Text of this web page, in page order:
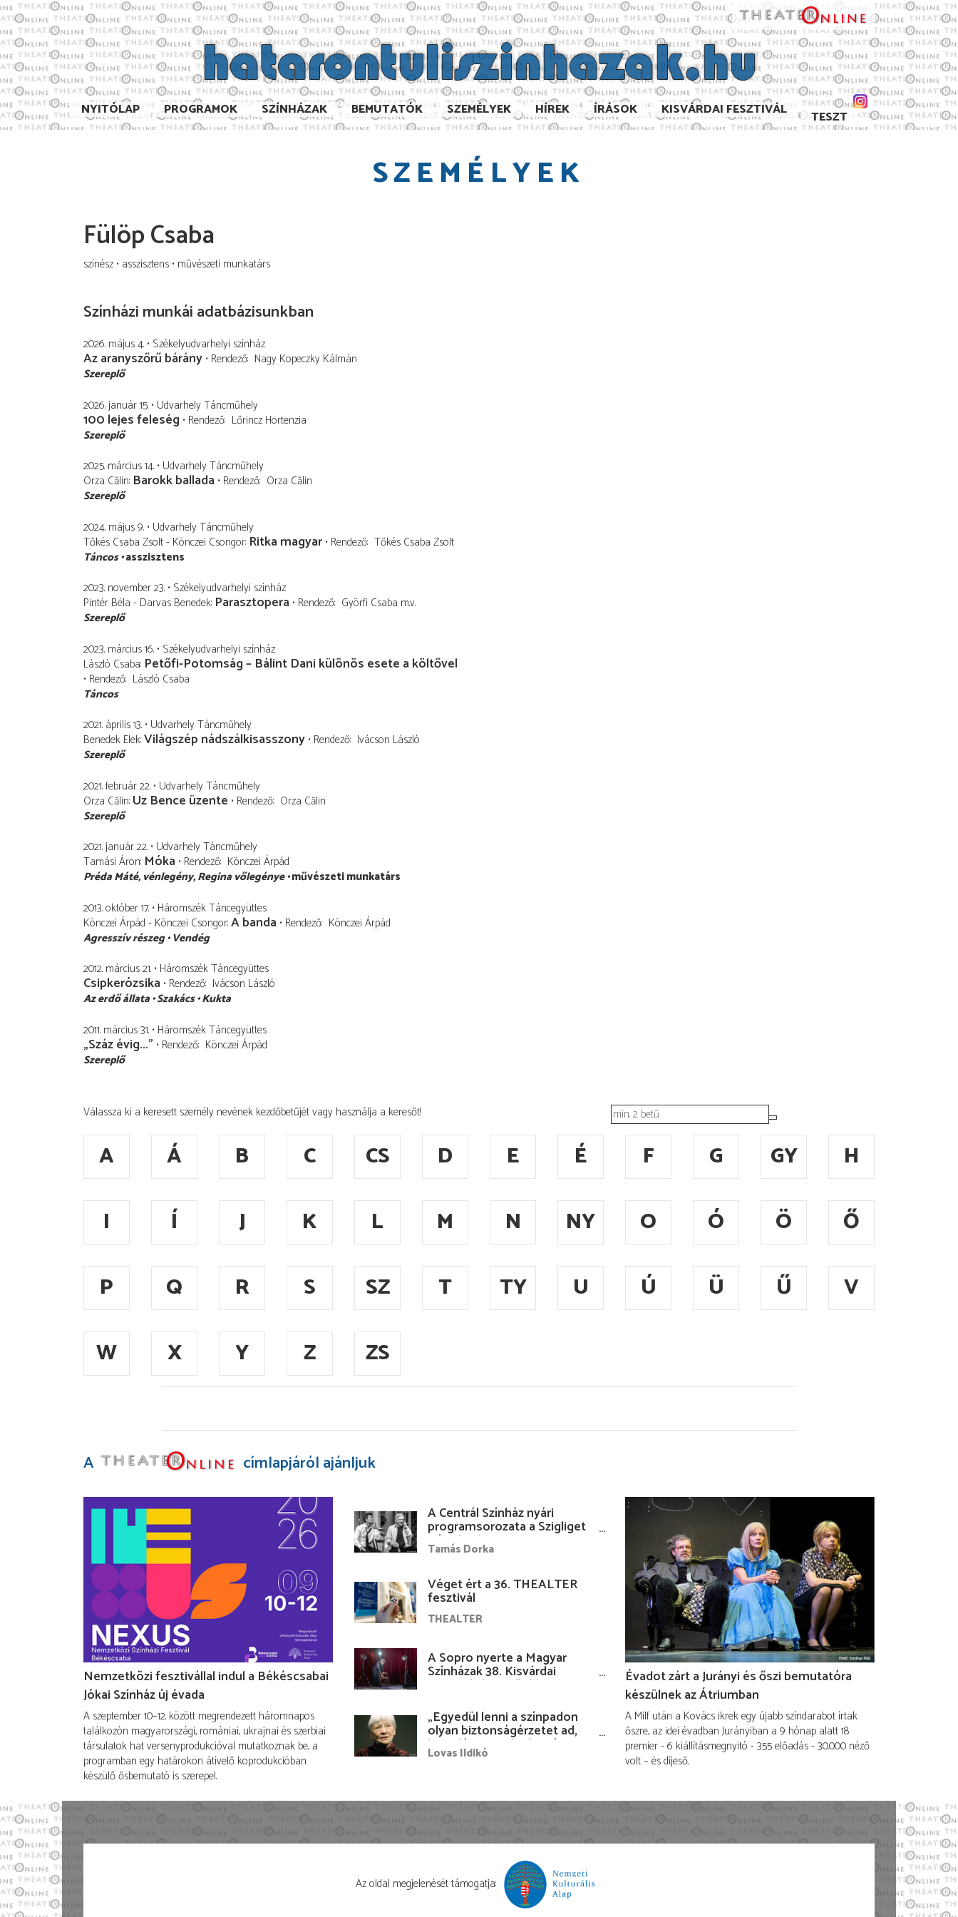
NYITÓLAP PROGRAMOK SZÍNHÁZAK BEMUTATÓK SZEMÉLYEK HÍREK ÍRÁSOK KISVÁRDAI FESZTIVÁL TESZT
SZEMÉLYEK
Fülöp Csaba
színész asszisztens művészeti munkatárs
Színházi munkái adatbázisunkban
2026. május 4. Székelyudvarhelyi színház
Az aranyszőrű bárány Rendező Nagy Kopeczky Kálmán
Szereplő
2026. január 15. Udvarhely Táncműhely
100 lejes feleség Rendező Lőrincz Hortenzia
Szereplő
2025. március 14. Udvarhely Táncműhely
Orza Călin Barokk ballada Rendező Orza Călin
Szereplő
2024. május 9. Udvarhely Táncműhely
Tőkés Csaba Zsolt - Könczei Csongor Ritka magyar Rendező Tőkés Csaba Zsolt
Táncos asszisztens
2023. november 23. Székelyudvarhelyi színház
Pintér Béla - Darvas Benedek Parasztopera Rendező Györfi Csaba m.v.
Szereplő
2023. március 16. Székelyudvarhelyi színház
László Csaba Petőfi-Potomság – Bálint Dani különös esete a költővel
Rendező László Csaba
Táncos
2021. április 13. Udvarhely Táncműhely
Benedek Elek Világszép nádszálkisasszony Rendező Ivácson László
Szereplő
2021. február 22. Udvarhely Táncműhely
Orza Călin Uz Bence üzente Rendező Orza Călin
Szereplő
2021. január 22. Udvarhely Táncműhely
Tamási Áron Móka Rendező Könczei Árpád
Préda Máté vénlegény, Regina vőlegénye művészeti munkatárs
2013. október 17. Háromszék Táncegyüttes
Könczei Árpád - Könczei Csongor A banda Rendező Könczei Árpád
Agresszív részeg Vendég
2012. március 21. Háromszék Táncegyüttes
Csipkerózsika Rendező Ivácson László
Az erdő állata Sza­ká­cs Kukta
2011. március 31. Háromszék Táncegyüttes
„Száz évig..." Rendező Könczei Árpád
Szereplő
Válassza ki a keresett személy nevének kezdőbetűjét vagy használja a keresőt!
A Á B C CS D E É F G GY
H
I
Í J K L M N NY O Ó Ö
Ő
P
Q R S SZ T TY U Ú Ü Ű
V
W
X Y Z ZS
A címlapjáról ajánljuk
Nemzetközi fesztivállal indul a Békéscsabai
Jókai Színház új évada
A szeptember 10–12. között megrendezett háromnapos
találkozón magyarországi, romániai, ukrajnai és szerbiai
társulatok hat versenyprodukcióval mutatkoznak be, a
programban egy határokon átívelő koprodukcióban
készülő ősbemutató is szerepel.
A Centrál Színház nyári
programsorozata a Szigliget
Várudvarban
Tamás Dorka
Véget ért a 36. THEALTER
fesztivál
THEALTER
A Sopro nyerte a Magyar
Színházak 38. Kisvárdai
Fesztiváljának fődíját
„Egyedül lenni a színpadon
olyan biztonságérzetet ad,
hogy lám, mindenki más
nélkül is megvagyok
Lovas Ildikó
Évadot zárt a Jurányi és őszi bemutatóra
készülnek az Átriumban
A Milf után a Kovács ikrek egy újabb színdarabot írtak
őszre, az idei évadban Jurányiban a 9 hónap alatt 18
premier - 6 kiállításmegnyitó - 355 előadás - 30.000 néző
volt – és díjeső.
Az oldal megjelenését támogatja: